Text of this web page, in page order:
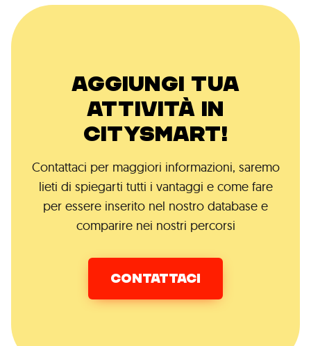
AGGIUNGI TUA
ATTIVITÀ IN
CITYSMART!
Contattaci per maggiori informazioni, saremo
lieti di spiegarti tutti i vantaggi e come fare
per essere inserito nel nostro database e
comparire nei nostri percorsi
CONTATTACI